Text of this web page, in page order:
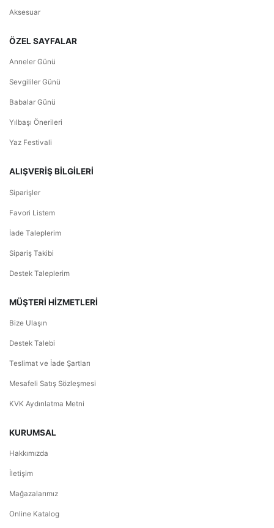
Aksesuar
ÖZEL SAYFALAR
Anneler Günü
Sevgililer Günü
Babalar Günü
Yılbaşı Önerileri
Yaz Festivali
ALIŞVERİŞ BİLGİLERİ
Siparişler
Favori Listem
İade Taleplerim
Sipariş Takibi
Destek Taleplerim
MÜŞTERİ HİZMETLERİ
Bize Ulaşın
Destek Talebi
Teslimat ve İade Şartları
Mesafeli Satış Sözleşmesi
KVK Aydınlatma Metni
KURUMSAL
Hakkımızda
İletişim
Mağazalarımız
Online Katalog